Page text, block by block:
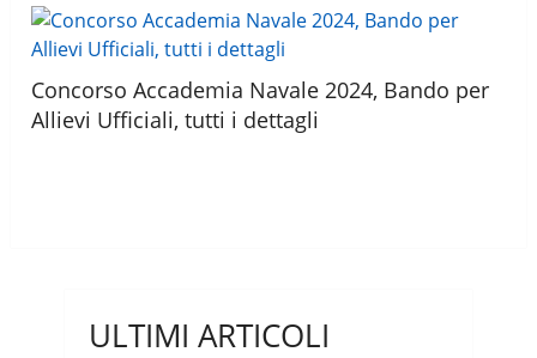
Concorso Accademia Navale 2024, Bando per
Allievi Ufficiali, tutti i dettagli
ULTIMI ARTICOLI